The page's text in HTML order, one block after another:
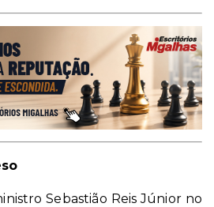
Sebastião Reis Júnior no